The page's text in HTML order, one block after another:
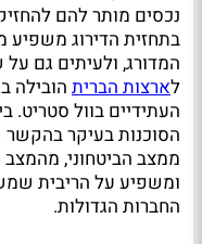
נכסים מותר להם
בתחזית הדירוג משפיע
המדורג, ולעיתים גם על
לארצות הברית הובילה
העתידיים בוול סטריט.
הסוכנות בעיקר
ממצב הביטחוני, מהמצב
ומשפיע על הריבית
החברות הגדולות.